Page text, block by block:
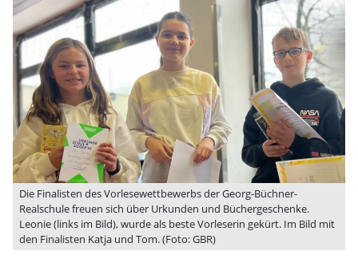
Die Finalisten des Vorlesewettbewerbs der Georg-Büchner-
Realschule freuen sich über Urkunden und Büchergeschenke.
Leonie (links im Bild), wurde als beste Vorleserin gekürt. Im Bild mit
den Finalisten Katja und Tom. (Foto: GBR)